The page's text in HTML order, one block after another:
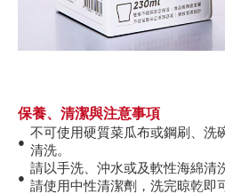
保養、清潔與注意事項
●
不可使用硬質菜瓜布或鋼刷、洗
清洗。
●
請以手洗、沖水或及軟性海綿清
請使用中性清潔劑，洗完晾乾即